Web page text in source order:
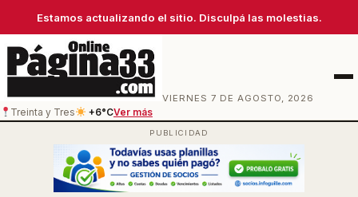
Estamos actualizando el sitio. Disculpá las molestias.
VIERNES 7 DE AGOSTO, 2026
Treinta y Tres
+6°CVer más
Menú